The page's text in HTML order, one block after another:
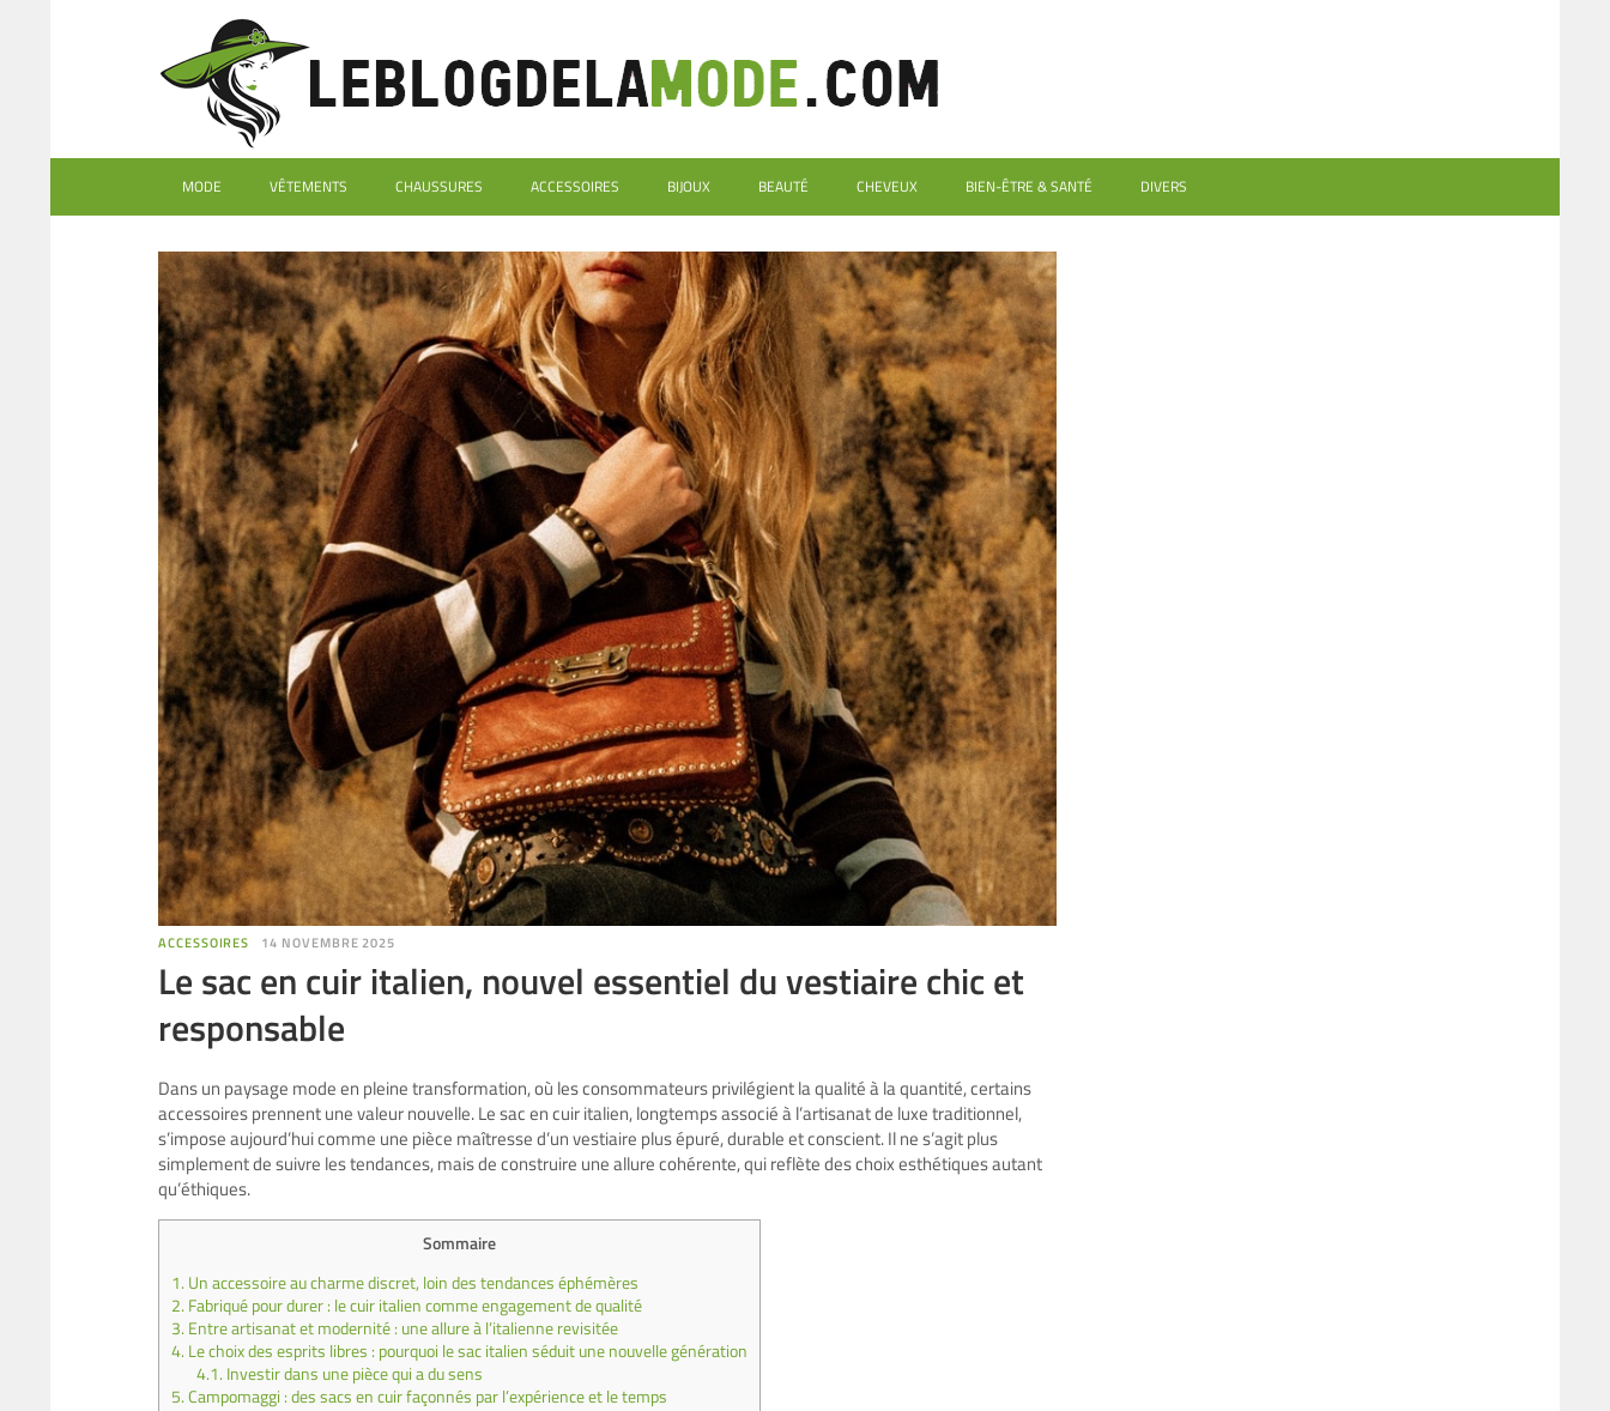
MODE VÊTEMENTS CHAUSSURES ACCESSOIRES BIJOUX BEAUTÉ CHEVEUX BIEN-ÊTRE & SANTÉ DIVERS
ACCESSOIRES 14 NOVEMBRE 2025
Le sac en cuir italien, nouvel essentiel du vestiaire chic et
responsable
Dans un paysage mode en pleine transformation, où les consommateurs privilégient la qualité à la quantité, certains
accessoires prennent une valeur nouvelle. Le sac en cuir italien, longtemps associé à l’artisanat de luxe traditionnel,
s’impose aujourd’hui comme une pièce maîtresse d’un vestiaire plus épuré, durable et conscient. Il ne s’agit plus
simplement de suivre les tendances, mais de construire une allure cohérente, qui reflète des choix esthétiques autant
qu’éthiques.
Sommaire
1. Un accessoire au charme discret, loin des tendances éphémères
2. Fabriqué pour durer : le cuir italien comme engagement de qualité
3. Entre artisanat et modernité : une allure à l’italienne revisitée
4. Le choix des esprits libres : pourquoi le sac italien séduit une nouvelle génération
4.1. Investir dans une pièce qui a du sens
5.Campomaggi : des sacs en cuir façonnés par l’expérience et le temps